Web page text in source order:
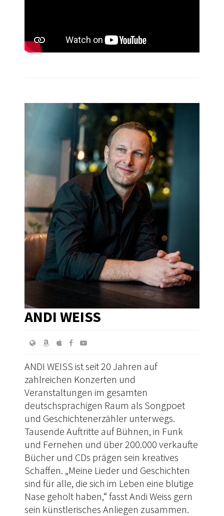
ANDI WEISS
ANDI WEISS ist seit 20 Jahren auf
zahlreichen Konzerten und
Veranstaltungen im gesamten
deutschsprachigen Raum als Songpoet
und Geschichtenerzähler unterwegs.
Tausende Auftritte auf Bühnen, in Funk
und Fernehen und über 200.000 verkaufte
Bücher und CDs prägen sein kreatives
Schaffen. „Meine Lieder und Geschichten
sind für alle, die sich im Leben eine blutige
Nase geholt haben,“ fasst Andi Weiss gern
sein künstlerisches Anliegen zusammen.